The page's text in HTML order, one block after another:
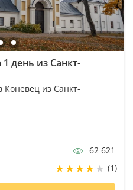
день из Санкт-
Коневец из Санкт-
62 621
(1)